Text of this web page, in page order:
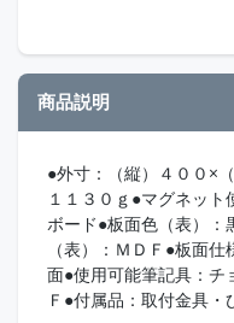
商品説明
●外寸：（縦）４００×
１１３０ｇ●マグネッ
ボード●板面色（表）：
（表）：ＭＤＦ●板面
面●使用可能筆記具：チ
Ｆ●付属品：取付金具